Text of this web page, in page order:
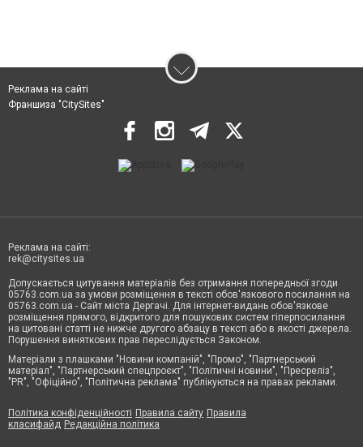
Реклама на сайті
Франшиза "CitySites"
Реклама на сайті:
rek@citysites.ua
Допускається цитування матеріалів без отримання попередньої згоди
05763.com.ua за умови розміщення в тексті обов'язкового посилання на
05763.com.ua - Сайт міста Дергачі. Для інтернет-видань обов'язкове
розміщення прямого, відкритого для пошукових систем гіперпосилання
на цитовані статті не нижче другого абзацу в тексті або в якості джерела.
Порушення виняткових прав переслідується Законом.
Матеріали з плашками "Новини компаній", "Промо", "Партнерський
матеріал", "Партнерський спецпроєкт", "Політичні новини", "Пресреліз",
"PR", "Офіційно", "Політична реклама" публікуються на правах реклами.
Політика конфіденційності Правила сайту Правила
класифайд Редакційна політика